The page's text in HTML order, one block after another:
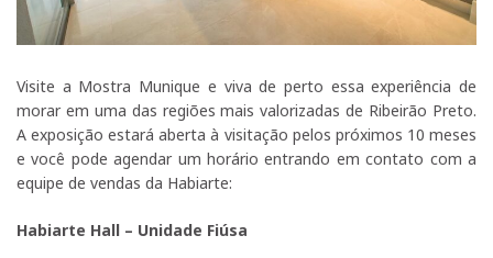
Visite a Mostra Munique e viva de perto essa experiência de
morar em uma das regiões mais valorizadas de Ribeirão Preto.
A exposição estará aberta à visitação pelos próximos 10 meses
e você pode agendar um horário entrando em contato com a
equipe de vendas da Habiarte:
Habiarte Hall – Unidade Fiúsa